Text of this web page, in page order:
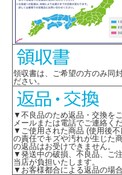
領収書は、ご希望の方のみ同
ださい。
▼不良品のため返品・交換を
メールまたは電話でご連絡くだ
▼ご使用された商品 (使用後
の責任でキズや汚れが生じた
の返品はお受けできません。
▼発送中の破損、不良品、ご
当店が負担いたします。
▼お客様都合による返品の場